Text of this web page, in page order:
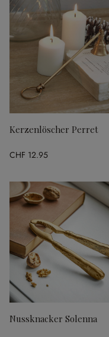
Kerzenlöscher Perret
CHF 12.95
Nussknacker Solenna